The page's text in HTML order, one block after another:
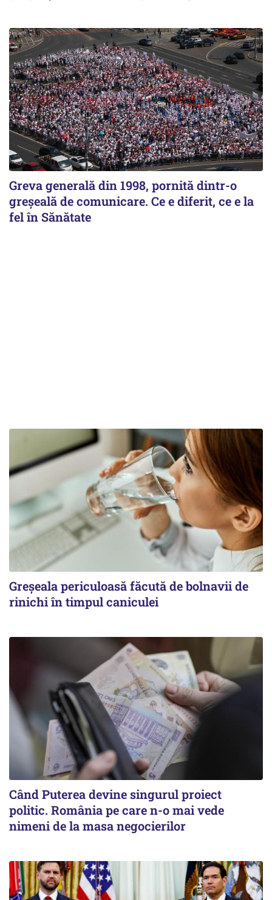
Greva generală din 1998, pornită dintr-o
greșeală de comunicare. Ce e diferit, ce e la
fel în Sănătate
Greșeala periculoasă făcută de bolnavii de
rinichi în timpul caniculei
Când Puterea devine singurul proiect
politic. România pe care n-o mai vede
nimeni de la masa negocierilor